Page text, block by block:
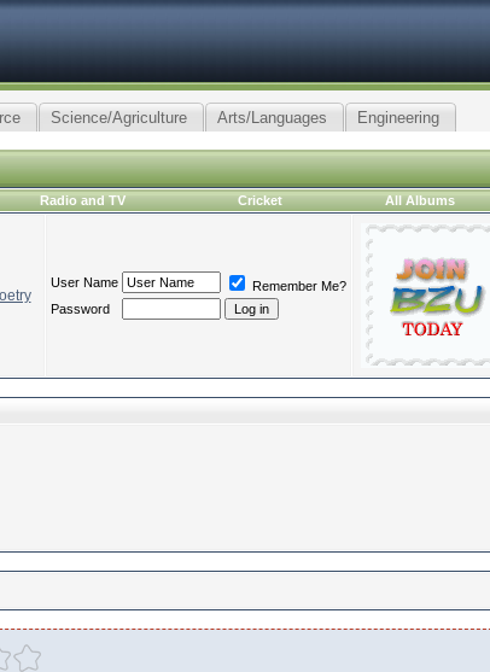
Science/Agriculture Arts/Languages Engineering
Radio and TV Cricket All Albums
User Name
Remember Me?
Password